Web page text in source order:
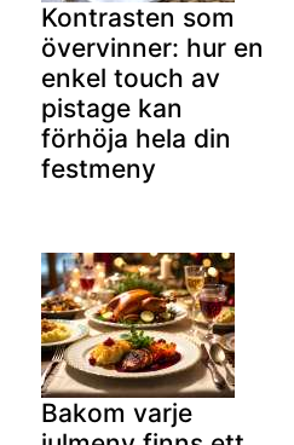
Kontrasten som
övervinner: hur en
enkel touch av
pistage kan
förhöja hela din
festmeny
Bakom varje